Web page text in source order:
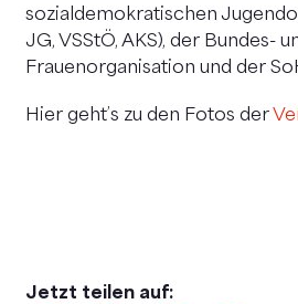
sozialdemokratischen
JG, VSStÖ, AKS), der Bundes-
Frauenorganisation und der
Hier geht’s zu den Fotos der
Jetzt teilen auf: